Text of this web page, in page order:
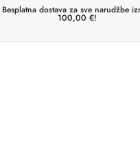
Besplatna dostava za sve narudžbe
100,00 €!